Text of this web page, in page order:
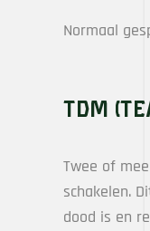
Normaal
TDM
Twee of
schakelen.
dood is en